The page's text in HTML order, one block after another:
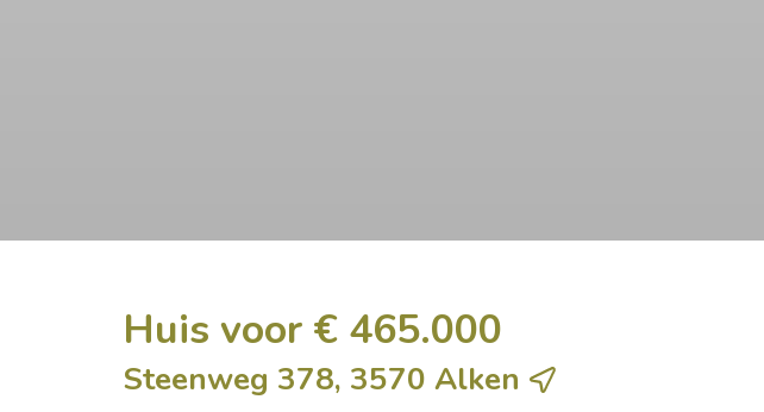
Huis voor € 465.000
Steenweg 378, 3570 Alken